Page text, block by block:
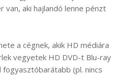
van, aki hajlandó lenne pénzt
a cégnek, akik HD médiára
vegyetek HD DVD-t Blu-ray
fogyasztóbarátabb (pl. nincs